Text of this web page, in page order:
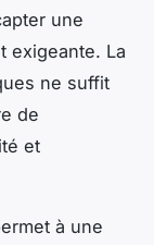
une
exigeante. La
ne suffit
de
et
à une